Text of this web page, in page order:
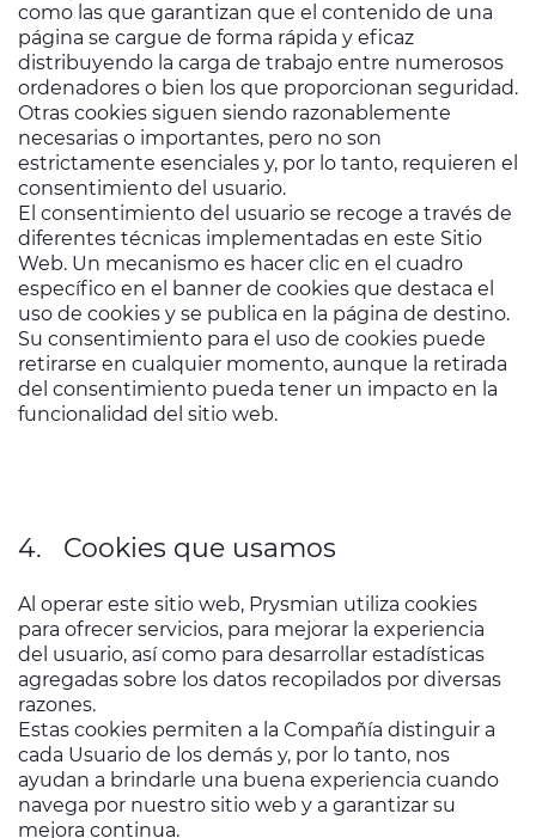
como las que garantizan que el contenido de una
página se cargue de forma rápida y eficaz
distribuyendo la carga de trabajo entre numerosos
ordenadores o bien los que proporcionan seguridad.
Otras cookies siguen siendo razonablemente
necesarias o importantes, pero no son
estrictamente esenciales y, por lo tanto, requieren el
consentimiento del usuario.
El consentimiento del usuario se recoge a través de
diferentes técnicas implementadas en este Sitio
Web. Un mecanismo es hacer clic en el cuadro
específico en el banner de cookies que destaca el
uso de cookies y se publica en la página de destino.
Su consentimiento para el uso de cookies puede
retirarse en cualquier momento, aunque la retirada
del consentimiento pueda tener un impacto en la
funcionalidad del sitio web.
4. Cookies que usamos
Al operar este sitio web, Prysmian utiliza cookies
para ofrecer servicios, para mejorar la experiencia
del usuario, así como para desarrollar estadísticas
agregadas sobre los datos recopilados por diversas
razones.
Estas cookies permiten a la Compañía distinguir a
cada Usuario de los demás y, por lo tanto, nos
ayudan a brindarle una buena experiencia cuando
navega por nuestro sitio web y a garantizar su
mejora continua.